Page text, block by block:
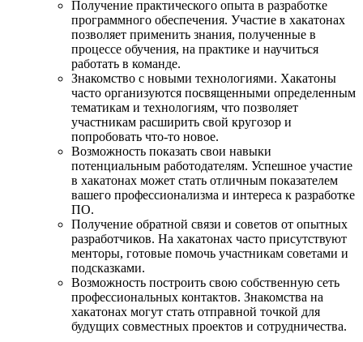
Получение практического опыта в разработке
программного обеспечения. Участие в хакатонах
позволяет применить знания, полученные в
процессе обучения, на практике и научиться
работать в команде.
Знакомство с новыми технологиями. Хакатоны
часто организуются посвященными определенным
тематикам и технологиям, что позволяет
участникам расширить свой кругозор и
попробовать что-то новое.
Возможность показать свои навыки
потенциальным работодателям. Успешное участие
в хакатонах может стать отличным показателем
вашего профессионализма и интереса к разработке
ПО.
Получение обратной связи и советов от опытных
разработчиков. На хакатонах часто присутствуют
менторы, готовые помочь участникам советами и
подсказками.
Возможность построить свою собственную сеть
профессиональных контактов. Знакомства на
хакатонах могут стать отправной точкой для
будущих совместных проектов и сотрудничества.